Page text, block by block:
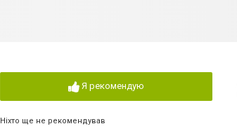
Я рекомендую
Ніхто ще не рекомендував